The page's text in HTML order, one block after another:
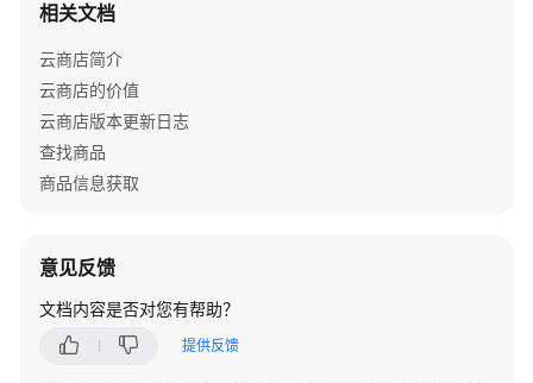
入
云
商
店
入
驻
店
为
商
相关文档
云商店简介
云商店的价值
云商店版本更新日志
查找商品
商品信息获取
意见反馈
文档内容是否对您有帮助？
提供反馈